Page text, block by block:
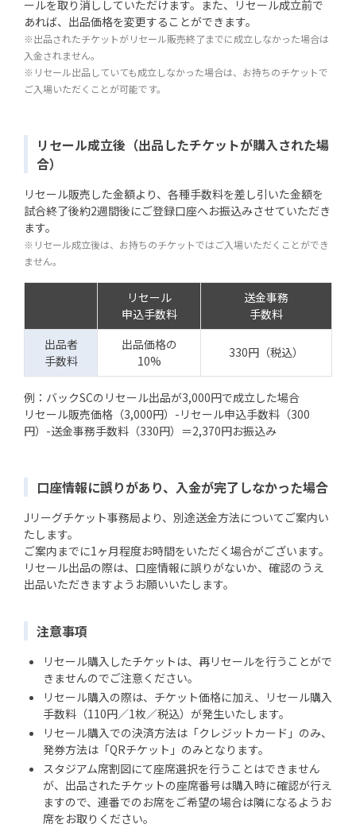
ールを取り消ししていただけます。また、リセール成立前で
あれば、出品価格を変更することができます。
※出品されたチケットがリセール販売終了までに成立しなかった場合は
入金されません。
※リセール出品していても成立しなかった場合は、お持ちのチケットで
ご入場いただくことが可能です。
リセール成立後（出品したチケットが購入された場
合）
リセール販売した金額より、各種手数料を差し引いた金額を
試合終了後約2週間後にご登録口座へお振込みさせていただき
ます。
※リセール成立後は、お持ちのチケットではご入場いただくことができ
ません。
リセール
申込手数料
送金事務
手数料
出品者
手数料
出品価格の
10%
330円（税込）
例：バックSCのリセール出品が3,000円で成立した場合
リセール販売価格（3,000円）-リセール申込手数料（300
円）-送金事務手数料（330円）＝2,370円お振込み
口座情報に誤りがあり、入金が完了しなかった場合
Jリーグチケット事務局より、別途送金方法についてご案内い
たします。
ご案内までに1ヶ月程度お時間をいただく場合がございます。
リセール出品の際は、口座情報に誤りがないか、確認のうえ
出品いただきますようお願いいたします。
注意事項
リセール購入したチケットは、再リセールを行うことがで
きませんのでご注意ください。
リセール購入の際は、チケット価格に加え、リセール購入
手数料（110円／1枚／税込）が発生いたします。
リセール購入での決済方法は「クレジットカード」のみ、
発券方法は「QRチケット」のみとなります。
スタジアム席割図にて座席選択を行うことはできません
が、出品されたチケットの座席番号は購入時に確認が行え
ますので、連番でのお席をご希望の場合は隣になるようお
席をお取りください。